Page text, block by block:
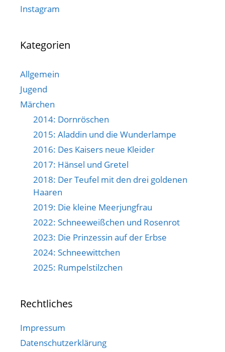
Instagram
Kategorien
Allgemein
Jugend
Märchen
2014: Dornröschen
2015: Aladdin und die Wunderlampe
2016: Des Kaisers neue Kleider
2017: Hänsel und Gretel
2018: Der Teufel mit den drei goldenen
Haaren
2019: Die kleine Meerjungfrau
2022: Schneeweißchen und Rosenrot
2023: Die Prinzessin auf der Erbse
2024: Schneewittchen
2025: Rumpelstilzchen
Rechtliches
Impressum
Datenschutzerklärung